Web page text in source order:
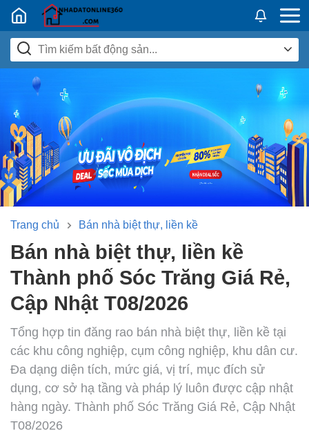
Nhadatban24h.vn
Trang chủ Bán nhà biệt thự, liền kề
Bán nhà biệt thự, liền kề
Thành phố Sóc Trăng Giá Rẻ,
Cập Nhật T08/2026
Tổng hợp tin đăng rao bán nhà biệt thự, liền kề tại
các khu công nghiệp, cụm công nghiệp, khu dân cư.
Đa dạng diện tích, mức giá, vị trí, mục đích sử
dụng, cơ sở hạ tầng và pháp lý luôn được cập nhật
hàng ngày. Thành phố Sóc Trăng Giá Rẻ, Cập Nhật
T08/2026